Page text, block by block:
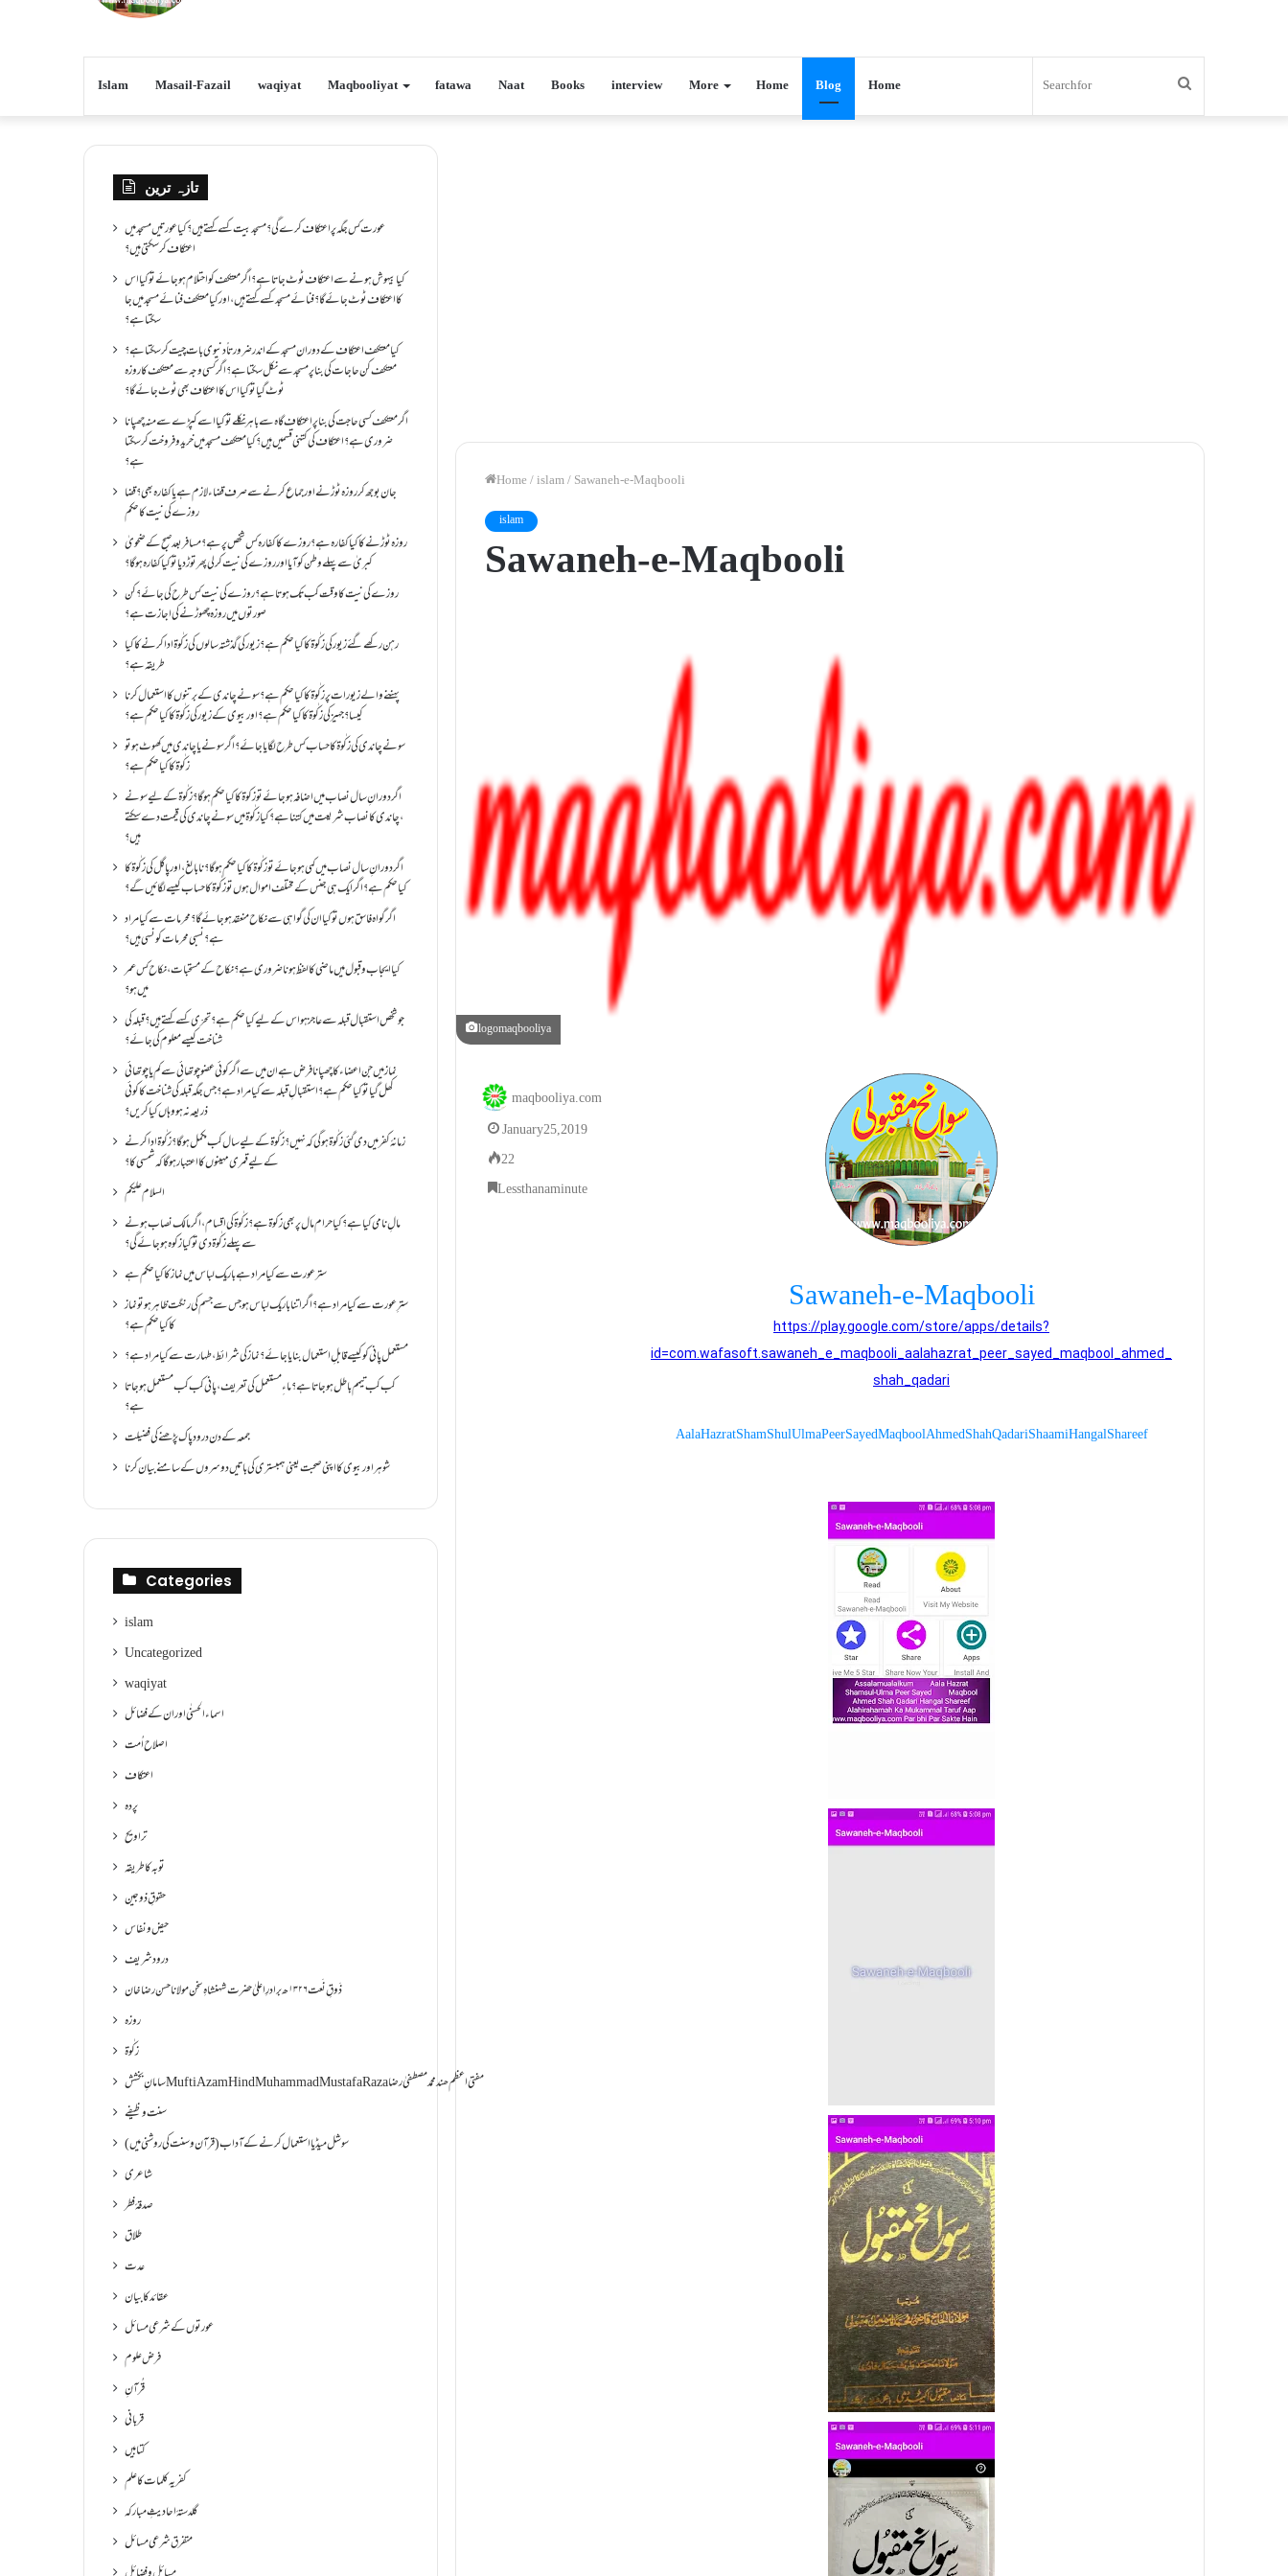
Islam Masail-Fazail waqiyat Maqbooliyat fatawa Naat Books interview More Home Blog Home
Home/islam/Sawaneh-e-Maqbooli
islam
Sawaneh-e-Maqbooli
logomaqbooliya
Sawaneh-e-Maqbooli
https://play.google.com/store/apps/details?
id=com.wafasoft.sawaneh_e_maqbooli_aalahazrat_peer_sayed_maqbool_ahmed_
shah_qadari
Aala Hazrat ShamShul Ulma Peer Sayed Maqbool Ahmed Shah Qadari Shaami Hangal Shareef
maqbooliya.com
January 25, 2019
22
Less than a minute
تازہ ترین
عورت کس جگہ پر اعتکاف کرے گی؟مسجد بیت کسے کہتے ہیں؟کیا عورتیں مسجد میں
اعتکاف کر سکتی ہیں؟
کیا بیہوش ہونے سے اعتکاف ٹوٹ جاتا ہے؟ اگر معتکف کو احتلام ہو جائے تو کیا اس
کا اعتکاف ٹوٹ جائے گا؟فنائے مسجد کسے کہتے ہیں ، اور کیا معتکف فنائے مسجد میں جا
سکتا ہے؟
کیا معتکف اعتکاف کے دوران مسجد کے اندر ضرورتاً دنیوی بات چیت کر سکتا ہے؟
معتکف کن حاجات کی بنا پر مسجد سے نکل سکتا ہے؟ اگر کسی وجہ سے معتکف کا روزہ
ٹوٹ گیا تو کیا اس کا اعتکاف بھی ٹوٹ جائے گا؟
اگر معتکف کسی حاجت کی بنا پر اعتکاف گاہ سے باہر نکلے تو کیا اسے کپڑے سے منہ چھپانا
ضروری ہے؟اعتکاف کی کتنی قسمیں ہیں؟کیا معتکف مسجد میں خرید و فروخت کر سکتا
ہے؟
جان بوجھ کر روزہ ٹوڑنے اور جماع کرنے سے صرف قضاء لازم ہے یا کفارہ بھی؟ قضا
روزے کی نیت کا حکم
روزہ ٹوڑنے کا کیا کفارہ ہے؟روزے کا کفارہ کس شخص پر ہے؟ مسافر بعد صبح کے ضحویٰ
کبریٰ سے پہلے وطن کو آیا اور روزے کی نیت کر لی پھر توڑ دیا تو کیا کفارہ ہو گا؟
روزے کی نیت کا وقت کب تک ہوتا ہے؟ روزے کی نیت کس طرح کی جائے؟ کن
صورتوں میں روزہ چھوڑنے کی اجازت ہے؟
رہن رکھے گئے زیور کی زکٰوۃ کا کیا حکم ہے؟زیور کی گذشتہ سالوں کی زکٰوۃ ادا کرنے کا کیا
طریقہ ہے؟
پہننے والے زیورات پر زکٰوۃ کا کیا حکم ہے؟ سونے چاندی کے برتنوں کا استعمال کرنا
کیسا؟ جہیز کی زکٰوۃ کا کیا حکم ہے؟ اور بیوی کے زیور کی زکٰوۃ کا کیا حکم ہے؟
سونے چاندی کی زکٰوۃ کا حساب کس طرح لگایا جائے؟ اگر سونے یا چاندی میں کھوٹ ہو تو
زکٰوۃ کا کیا حکم ہے؟
اگر دورانِ سال نصاب میں اضافہ ہو جائے تو زکوۃ کا کیا حکم ہو گا؟ زکٰوۃ کے لیے سونے
،چاندی کا نصاب شریعت میں کتنا ہے؟ کیا زکٰوۃ میں سونے چاندی کی قیمت دے سکتے
ہیں؟
اگر دورانِ سال نصاب میں کمی ہو جائے تو زکٰوۃ کا کیا حکم ہو گا؟ نا بالغ ، اور پاگل کی زکٰوۃ کا
کیا حکم ہے؟ اگر ایک ہی جنس کے مختلف اموال ہوں تو زکٰوۃ کا حساب کیسے لگائیں گے؟
اگر گواہ فاسق ہوں تو کیا ان کی گواہی سے نکاح منعقد ہو جائے گا؟ محرمات سے کیا مراد
ہے؟ نسبی محرمات کونسی ہیں؟
کیا ایجاب و قبول میں ماضی کا لفظ ہونا ضروری ہے؟ نکاح کے مستحبات، نکاح کس عمر
میں ہو؟
جو شخص استقبال قبلہ سے عاجز ہو اس کے لیے کیا حکم ہے؟ تحرّی کسے کہتے ہیں؟ قبلہ کی
شناخت کیسے معلوم کی جائے؟
نماز میں جن اعضاء کا چھپانا فرض ہے ان میں سے اگر کوئی عضو چوتھائی سے کم یا چوتھائی
کھل گیا تو کیا حکم ہے؟استقبالِ قبلہ سے کیا مراد ہے؟جس جگہ قبلہ کی شناخت کا کوئی
ذریعہ نہ ہو وہاں کیا کریں؟
زمانۂ کفر میں دی گئی زکٰوۃ ہو گی کہ نہیں؟زکٰوۃ کے لیے سال کب مکمل ہو گا؟زکٰوۃ ادا کرنے
کے لیے قمری مہینوں کا اعتبار ہو گا کہ شمسی کا؟
السلام علیکم
مالِ نامی کیا ہے؟ کیا حرام مال پر بھی زکوۃ ہے؟ زکٰوۃ کی اقسام ،اگر مالک نصاب ہونے
سے پہلے زکٰوۃ دی تو کیا زکوه ہو جائےگی؟
ستر عورت سے کیا مراد ہے باریک لباس میں نماز کا کیا حکم ہے
سترِ عورت سے کیا مراد ہے؟اگر اتنا باریک لباس ہو جس سے جسم کی رنگت ظاہر ہو تو نماز
کا کیا حکم ہے؟
مستعمل پانی کو کیسے قابلِ استعمال بنایا جائے؟ نماز کی شرائط ،طہارت سے کیا مراد ہے؟
کب کب تیمم باطل ہو جاتا ہے؟ ماءِ مستعمل کی تعریف ،پانی کب کب مستعمل ہو جاتا
ہے؟
جمعہ کے دن درود پاک پڑھنے کی فضیلت
شوہر اور بیوی کا اپنی صحبت یعنی ہمبستری کی باتیں دوسروں کے سامنے بیان کرنا
Categories
islam
Uncategorized
waqiyat
اسماءالحسنٰی اور ان کے فضائل
اصلاح اُمت
اعتکاف
پردہ
تراویح
توبہ کا طریقہ
حقوقِ ذوجین
حیض و نفاس
درود شریف
ذَوقِ نَعت ۱۳۲۶ھ برادرِ اعلیٰ حضرت شہنشاہِ سخن مولانا حسن رضا خان
روزہ
زکٰوۃ
سامانِ بخشش Mufti Azam Hind Muhammad Mustafa Raza مفتی اعظم ھند محمد مصطفیٰ رضا
سنت وظیفے
سوشل میڈیا استعمال کرنے کے آداب (قرآن و سنت کی روشنی میں)
شاعری
صدقۂ فطر
طلاق
عدت
عقائد کا بیان
عورتوں کے شرعی مسائل
فرض علوم
قُرآنِ
قربانی
کتابیں
کفریہ کلمات کا علم
گلدستۂ احادیثِ مبارکہ
متفرق شرعی مسائل